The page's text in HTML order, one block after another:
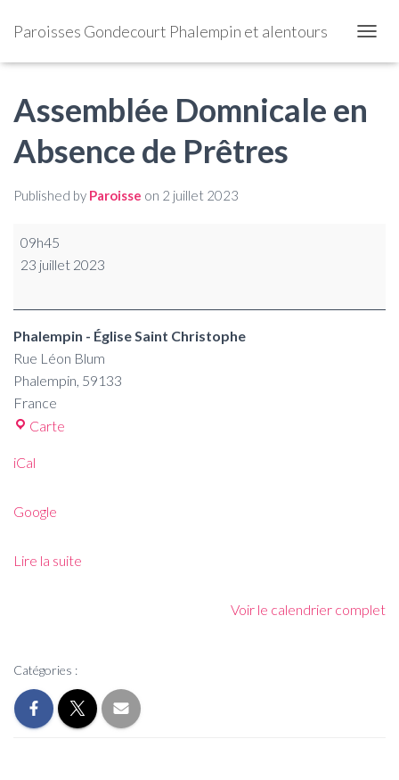
Paroisses Gondecourt Phalempin et alentours
Assemblée Domnicale en
Absence de Prêtres
Published by Paroisse on 2 juillet 2023
09h45
23 juillet 2023
Phalempin - Église Saint Christophe
Rue Léon Blum
Phalempin, 59133
France
Carte
iCal
Google
Lire la suite
Voir le calendrier complet
Catégories :